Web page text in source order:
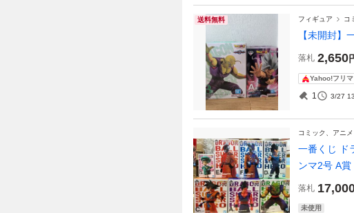
送料無料 フィギュア コ
【未開封】
落札 2,650
Yahoo!フリマ
1 3/27
コミック、アニメ
一番くじ ド
ンマ2号 A
落札
未使用